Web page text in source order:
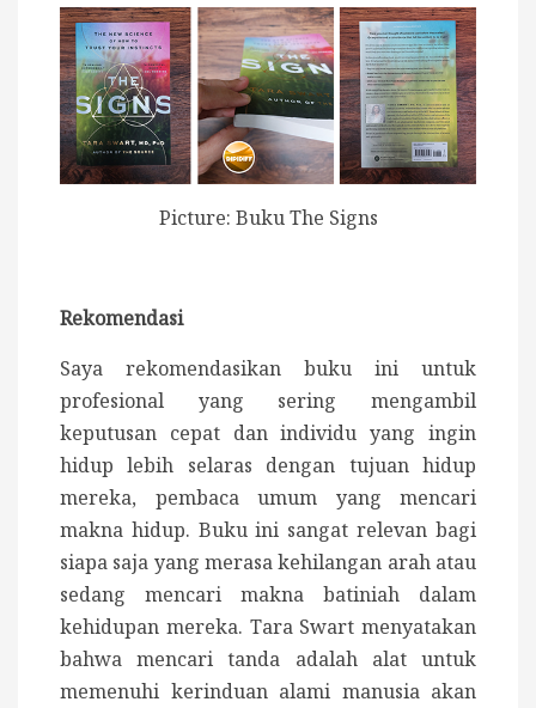
Picture: Buku The Signs
Rekomendasi
Saya rekomendasikan buku ini untuk
profesional yang sering mengambil
keputusan cepat dan individu yang ingin
hidup lebih selaras dengan tujuan hidup
mereka, pembaca umum yang mencari
makna hidup. Buku ini sangat relevan bagi
siapa saja yang merasa kehilangan arah atau
sedang mencari makna batiniah dalam
kehidupan mereka. Tara Swart menyatakan
bahwa mencari tanda adalah alat untuk
memenuhi kerinduan alami manusia akan